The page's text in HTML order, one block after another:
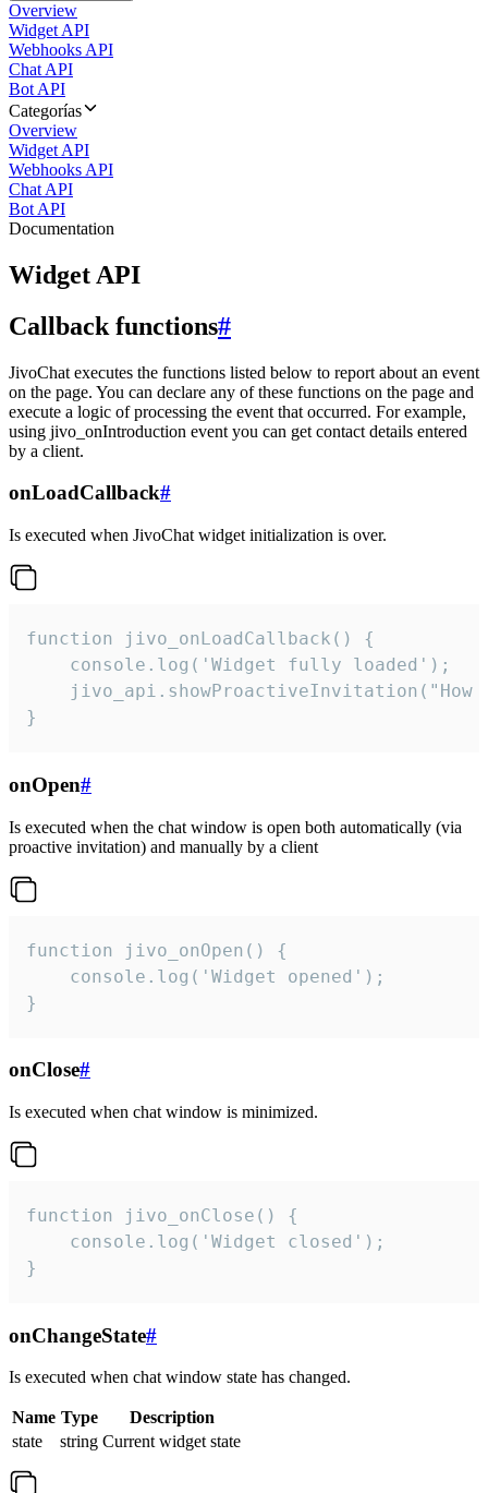
Overview
Widget API
Webhooks API
Chat API
Bot API
Categorías
Overview
Widget API
Webhooks API
Chat API
Bot API
Documentation
Widget API
Callback functions#
JivoChat executes the functions listed below to report about an event
on the page. You can declare any of these functions on the page and
execute a logic of processing the event that occurred. For example,
using jivo_onIntroduction event you can get contact details entered
by a client.
onLoadCallback#
Is executed when JivoChat widget initialization is over.
function jivo_onLoadCallback() {
    console.log('Widget fully loaded');
jivo_api.showProactiveInvitation("How
}
onOpen#
Is executed when the chat window is open both automatically (via
proactive invitation) and manually by a client
function jivo_onOpen() {
    console.log('Widget opened');
}
onClose#
Is executed when chat window is minimized.
function jivo_onClose() {
    console.log('Widget closed');
}
onChangeState#
Is executed when chat window state has changed.
Name Type
Description
state
string Current widget state